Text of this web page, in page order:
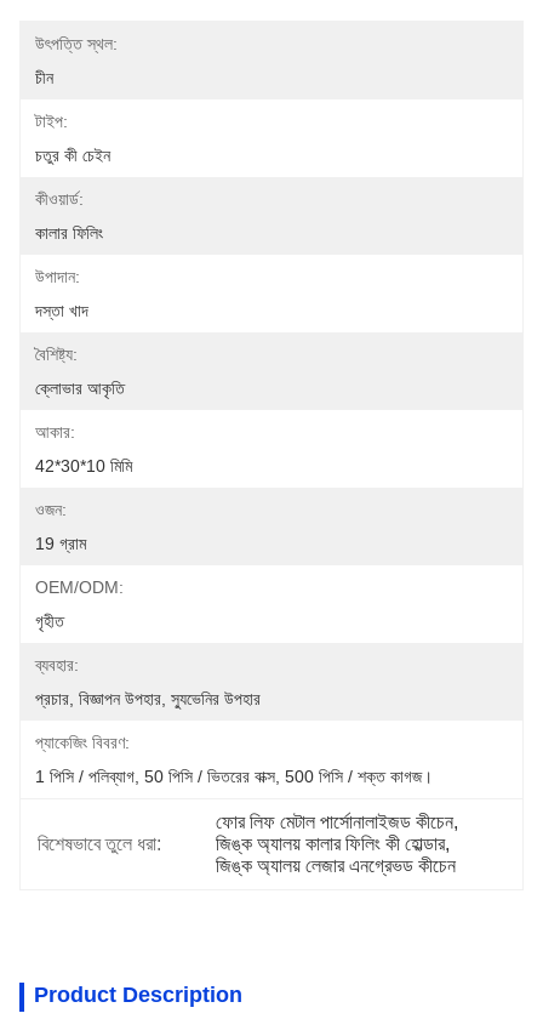
উৎপত্তি স্থল:
চীন
টাইপ:
চতুর কী চেইন
কীওয়ার্ড:
কালার ফিলিং
উপাদান:
দস্তা খাদ
বৈশিষ্ট্য:
ক্লোভার আকৃতি
আকার:
42*30*10 মিমি
ওজন:
19 গ্রাম
OEM/ODM:
গৃহীত
ব্যবহার:
প্রচার, বিজ্ঞাপন উপহার, স্যুভেনির উপহার
প্যাকেজিং বিবরণ:
1 পিসি / পলিব্যাগ, 50 পিসি / ভিতরের বাক্স, 500 পিসি / শক্ত কাগজ।
বিশেষভাবে তুলে ধরা:
ফোর লিফ মেটাল পার্সোনালাইজড কীচেন,
জিঙ্ক অ্যালয় কালার ফিলিং কী হোল্ডার,
জিঙ্ক অ্যালয় লেজার এনগ্রেভড কীচেন
Product Description